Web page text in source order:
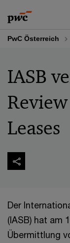
to
content
to
footer
PwC Österreich
IASB
Leases
Der
(IASB) hat am
Übermittlung